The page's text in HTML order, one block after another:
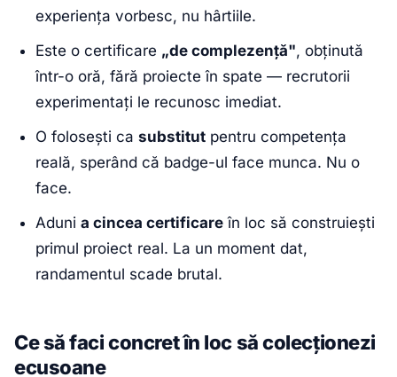
experiența vorbesc, nu hârtiile.
Este o certificare „de complezență", obținută
într-o oră, fără proiecte în spate — recrutorii
experimentați le recunosc imediat.
O folosești ca substitut pentru competența
reală, sperând că badge-ul face munca. Nu o
face.
Aduni a cincea certificare în loc să construiești
primul proiect real. La un moment dat,
randamentul scade brutal.
Ce să faci concret în loc să colecționezi
ecusoane